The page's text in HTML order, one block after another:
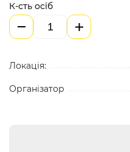
К-сть осіб
Локація:
Організатор